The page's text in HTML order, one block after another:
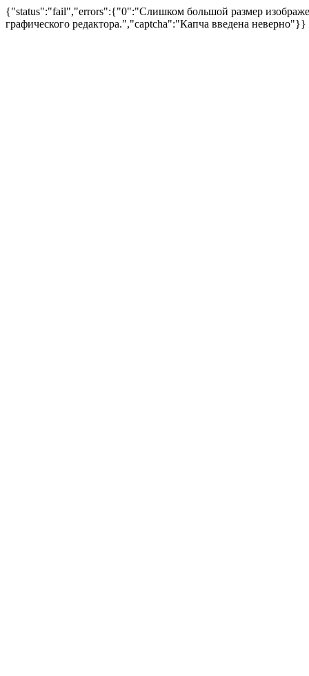
{"status":"fail","errors":{"0":"Слишком большой размер
графического редактора.","captcha":"Капча введена неверно"}}